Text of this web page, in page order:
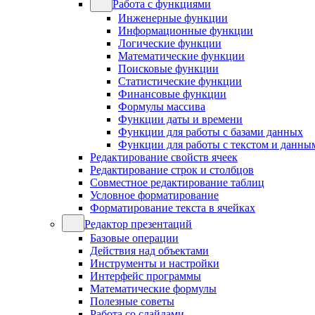
Работа с функциями
Инженерные функции
Информационные функции
Логические функции
Математические функции
Поисковые функции
Статистические функции
Финансовые функции
Формулы массива
Функции даты и времени
Функции для работы с базами данных
Функции для работы с текстом и
Редактирование свойств ячеек
Редактирование строк и столбцов
Совместное редактирование таблиц
Условное форматирование
Форматирование текста в ячейках
Редактор презентаций
Базовые операции
Действия над объектами
Инструменты и настройки
Интерфейс программы
Математические формулы
Полезные советы